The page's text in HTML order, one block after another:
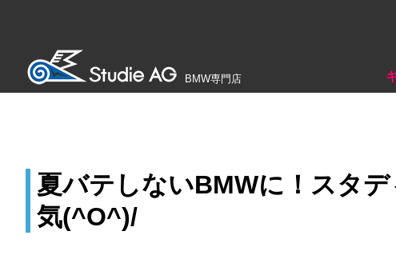
BMW専門店
夏バテしないBMWに！スタ
気(^O^)/